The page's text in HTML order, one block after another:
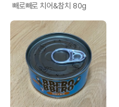
빼로빼로 치어&참치 80g